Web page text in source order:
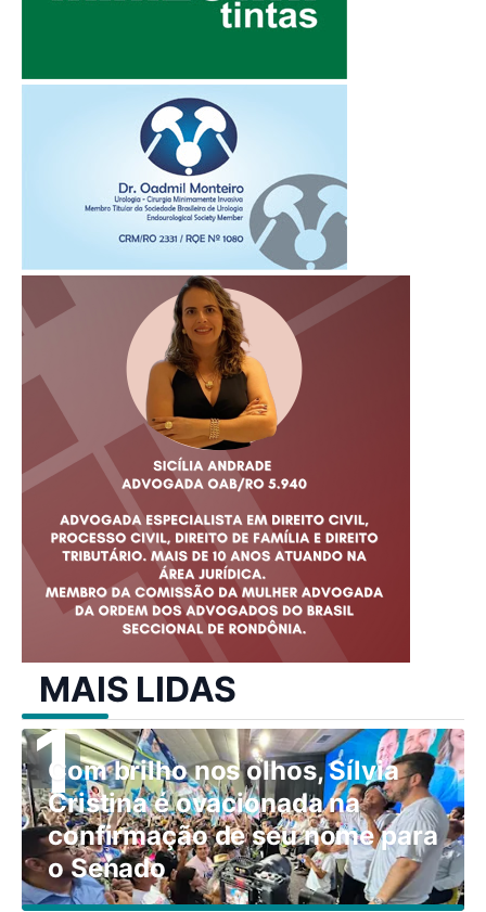
MAIS LIDAS
Com brilho nos olhos, Sílvia
Cristina é ovacionada na
confirmação de seu nome para
o Senado